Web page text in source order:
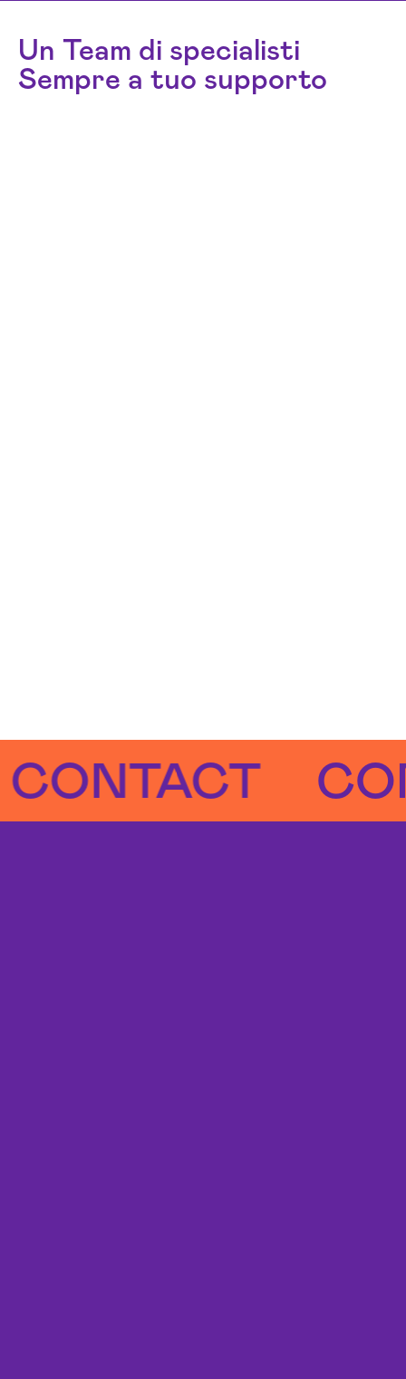
Un Team di specialisti
Sempre a tuo supporto